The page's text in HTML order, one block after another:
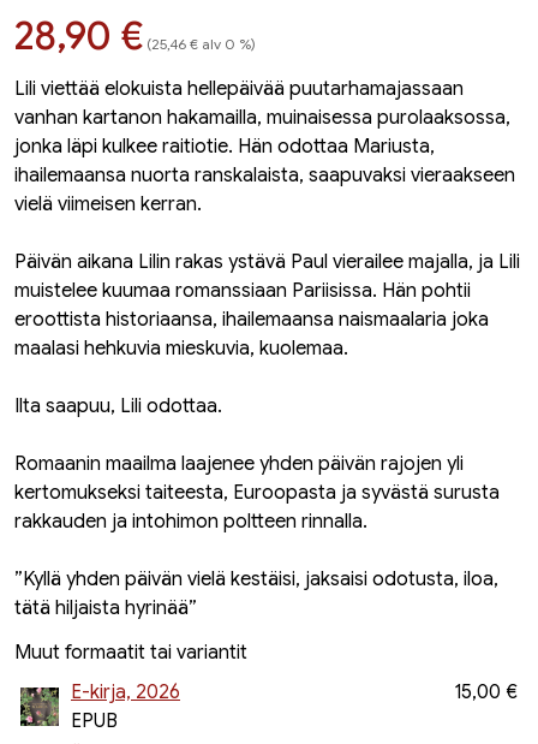
Hinta nyt
28,90 € (25,46 € alv 0 %)
Lili viettää elokuista hellepäivää puutarhamajassaan
vanhan kartanon hakamailla, muinaisessa purolaaksossa,
jonka läpi kulkee raitiotie. Hän odottaa Mariusta,
ihailemaansa nuorta ranskalaista, saapuvaksi vieraakseen
vielä viimeisen kerran.
Päivän aikana Lilin rakas ystävä Paul vierailee majalla, ja Lili
muistelee kuumaa romanssiaan Pariisissa. Hän pohtii
eroottista historiaansa, ihailemaansa naismaalaria joka
maalasi hehkuvia mieskuvia, kuolemaa.
Ilta saapuu, Lili odottaa.
Romaanin maailma laajenee yhden päivän rajojen yli
kertomukseksi taiteesta, Euroopasta ja syvästä surusta
rakkauden ja intohimon poltteen rinnalla.
”Kyllä yhden päivän vielä kestäisi, jaksaisi odotusta, iloa,
tätä hiljaista hyrinää”
Muut formaatit tai variantit
E-kirja, 2026
EPUB
15,00 €